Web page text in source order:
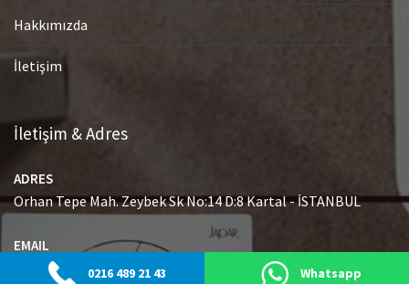
Hakkımızda
İletişim
İletişim & Adres
ADRES
Orhan Tepe Mah. Zeybek Sk No:14 D:8 Kartal - İSTANBUL
EMAIL
info@japaryetkiliservisi.net
0216 489 21 43 Whatsapp